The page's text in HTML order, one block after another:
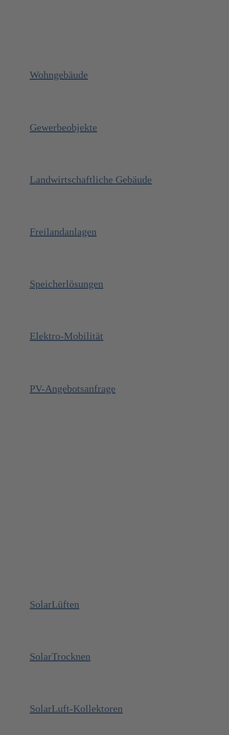
Wohngebäude
Gewerbeobjekte
Landwirtschaftliche Gebäude
Freilandanlagen
Speicherlösungen
Elektro-Mobilität
PV-Angebotsanfrage
SolarLüften
SolarTrocknen
SolarLuft-Kollektoren